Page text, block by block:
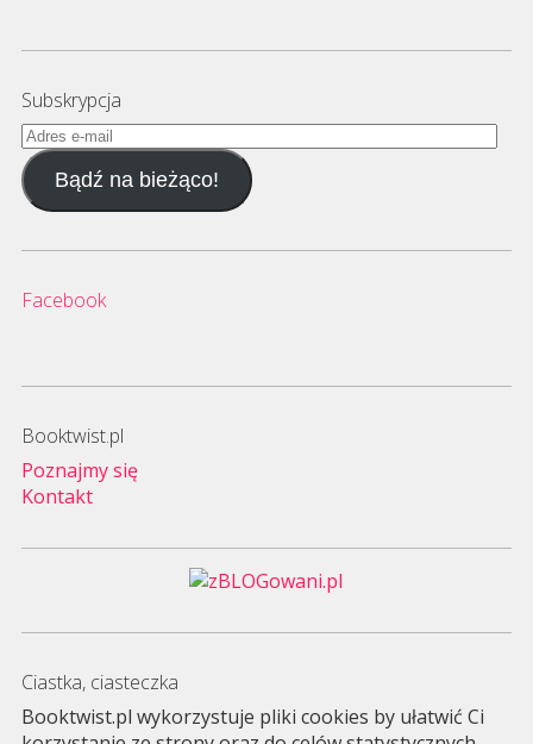
Subskrypcja
Adres
e-
mailBądź na bieżąco!
Facebook
Booktwist.pl
Poznajmy się
Kontakt
Ciastka, ciasteczka
Booktwist.pl wykorzystuje pliki cookies by ułatwić Ci